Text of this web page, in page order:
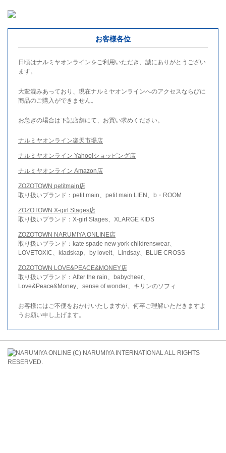
お客様各位
日頃はナルミヤオンラインをご利用いただき、誠にありがとうござい
ます。
大変混みあっており、現在ナルミヤオンラインへのアクセスならびに
商品のご購入ができません。
お急ぎの場合は下記店舗にて、お買い求めください。
ナルミヤオンライン楽天市場店
ナルミヤオンライン Yahoo!ショッピング店
ナルミヤオンライン Amazon店
ZOZOTOWN petitmain店
取り扱いブランド：petit main、petit main LIEN、b・ROOM
ZOZOTOWN X-girl Stages店
取り扱いブランド：X-girl Stages、XLARGE KIDS
ZOZOTOWN NARUMIYA ONLINE店
取り扱いブランド：kate spade new york childrenswear、
LOVETOXIC、kladskap、by loveit、Lindsay、BLUE CROSS
ZOZOTOWN LOVE&PEACE&MONEY店
取り扱いブランド：After the rain、babycheer、
Love&Peace&Money、sense of wonder、キリンのソフィ
お客様にはご不便をおかけいたしますが、何卒ご理解いただきますよ
うお願い申し上げます。